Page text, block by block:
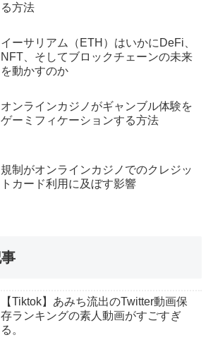
る方法
イーサリアム（ETH）はいかにDeFi、
NFT、そしてブロックチェーンの未来
を動かすのか
オンラインカジノがギャンブル体験を
ゲーミフィケーションする方法
規制がオンラインカジノでのクレジッ
トカード利用に及ぼす影響
【Tiktok】あみち流出のTwitter動画保
存ランキングの素人動画がすごすぎ
る。